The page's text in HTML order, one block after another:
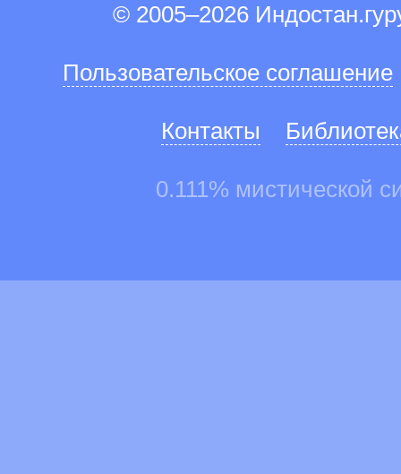
© 2005–2026
Пользовательское соглашение
Контакты
0.111% мистической